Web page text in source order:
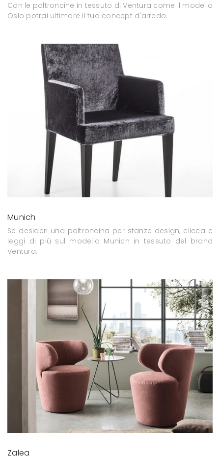
Con le poltroncine in tessuto di Ventura come il modello
Oslo potrai ultimare il tuo concept d'arredo.
Munich
Se desideri una poltroncina per stanze design, clicca e
leggi di più sul modello Munich in tessuto del brand
Ventura.
Zalea